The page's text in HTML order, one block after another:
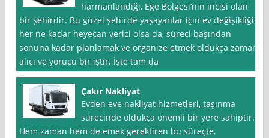
harmanlandığı, Ege Bölgesi’nin incisi olan
bir şehirdir. Bu güzel şehirde yaşayanlar için ev değişikliği
her ne kadar heyecan verici olsa da, süreci başından
sonuna kadar planlamak ve organize etmek oldukça zaman
alıcı ve yorucu bir iştir. İşte tam da
Çakır Nakliyat
Evden eve nakliyat hizmetleri, taşınma
sürecinde oldukça önemli bir yere sahiptir.
Hem zaman hem de emek gerektiren bu süreçte,